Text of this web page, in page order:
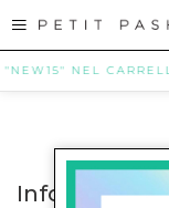
NEL
Info contatti